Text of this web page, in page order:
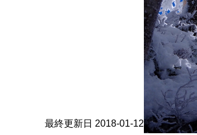
最終更新日 2018-01-12